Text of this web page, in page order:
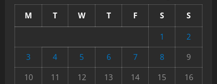
M T W T F S
S
1
2
3
4 5 6 7 8
9
10
11 12 13 14 15 16